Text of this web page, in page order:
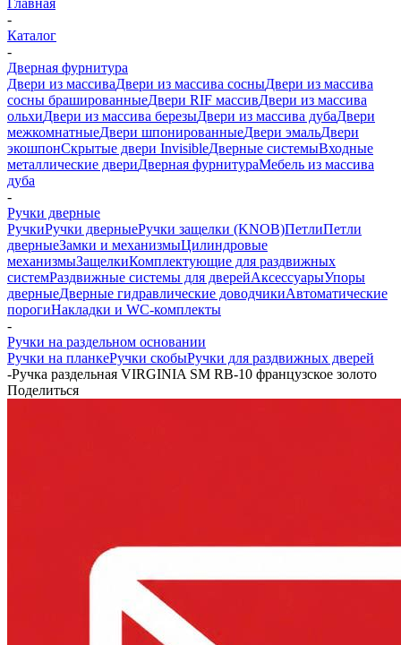
Главная
-
Каталог
-
Дверная фурнитура
Двери из массиваДвери из массива сосныДвери из массива
сосны брашированныеДвери RIF массивДвери из массива
ольхиДвери из массива березыДвери из массива дубаДвери
межкомнатныеДвери шпонированныеДвери эмальДвери
экошпонСкрытые двери InvisibleДверные системыВходные
металлические двериДверная фурнитураМебель из массива
дуба
-
Ручки дверные
РучкиРучки дверныеРучки защелки (KNOB)ПетлиПетли
дверныеЗамки и механизмыЦилиндровые
механизмыЗащелкиКомплектующие для раздвижных
системРаздвижные системы для дверейАксессуарыУпоры
дверныеДверные гидравлические доводчикиАвтоматические
порогиНакладки и WC-комплекты
-
Ручки на раздельном основании
Ручки на планкеРучки скобыРучки для раздвижных дверей
-Ручка раздельная VIRGINIA SM RB-10 французское золото
Поделиться